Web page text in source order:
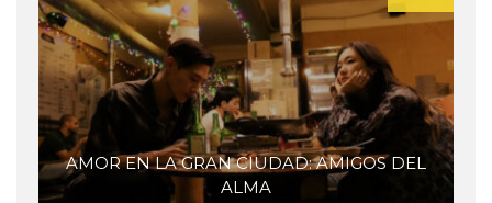
AMOR EN LA GRAN CIUDAD: AMIGOS DEL
ALMA